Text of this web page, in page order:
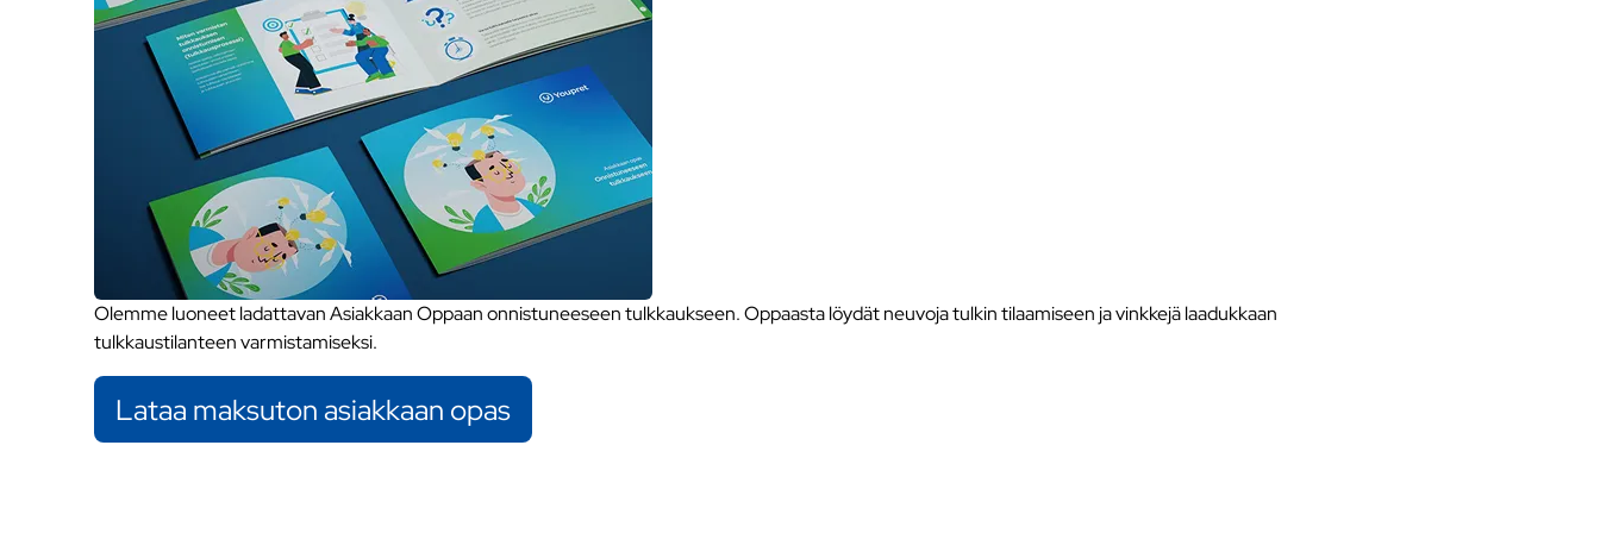
Olemme luoneet ladattavan Asiakkaan Oppaan onnistuneeseen tulkkaukseen. Oppaasta löydät neuvoja tulkin tilaamiseen ja vinkkejä laadukkaan
tulkkaustilanteen varmistamiseksi.
Lataa maksuton asiakkaan opas